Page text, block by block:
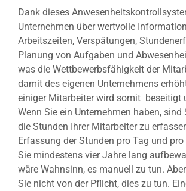
Dank dieses
Unternehmen über wertvolle
Arbeitszeiten, Verspätungen,
Planung von Aufgaben und
was die Wettbewerbsfähigkeit der
damit des eigenen Unternehmens
einiger Mitarbeiter wird somit beseitigt
Wenn Sie ein Unternehmen haben, sind
die Stunden Ihrer Mitarbeiter zu
Erfassung der Stunden pro Tag und
Sie mindestens vier Jahre lang
wäre Wahnsinn, es manuell zu tun.
Sie nicht von der Pflicht, dies zu tun.